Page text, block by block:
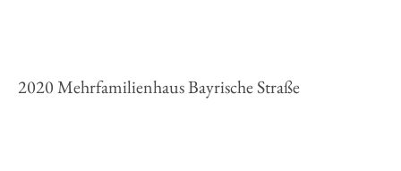
2020 Mehrfamilienhaus Bayrische Straße